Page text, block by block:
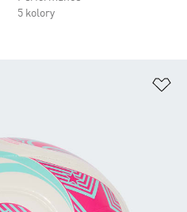
5 kolory